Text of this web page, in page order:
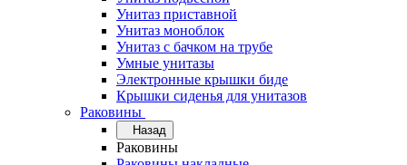
Унитаз приставной
Унитаз моноблок
Унитаз с бачком на трубе
Умные унитазы
Электронные крышки биде
Крышки сиденья для унитазов
Раковины
Назад
Раковины